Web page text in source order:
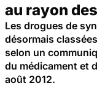
au rayon
Les drogues de
désormais
selon un
du médicament et
août 2012.